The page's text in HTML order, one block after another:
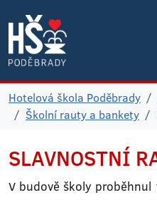
Hotelová škola Poděbrady
Školní rauty a bankety
SLAVNOSTNÍ
V budově školy